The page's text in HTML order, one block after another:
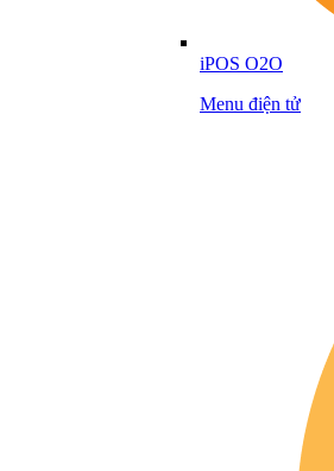
iPOS O2O
Menu điện tử